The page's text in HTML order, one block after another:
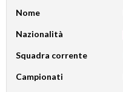
Nome
Nazionalità
Squadra corrente
Campionati